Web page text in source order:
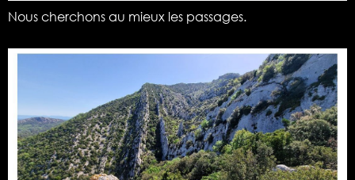
Nous cherchons au mieux les passages.